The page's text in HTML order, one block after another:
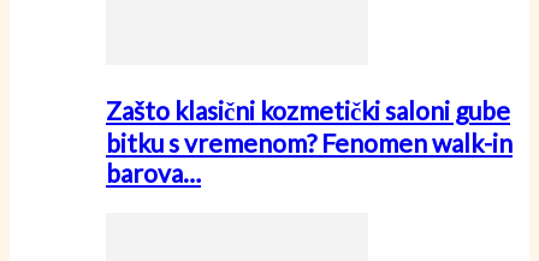
Zašto klasični kozmetički saloni gube
bitku s vremenom? Fenomen walk-in
barova…